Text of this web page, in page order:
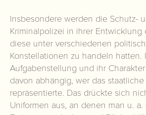
Insbesondere werden die Schutz-
Kriminalpolizei in ihrer Entwicklung
diese unter verschiedenen
Konstellationen zu handeln hatten.
Aufgabenstellung und ihr
davon abhängig, wer das
repräsentierte. Das drückte sich
Uniformen aus, an denen man u.